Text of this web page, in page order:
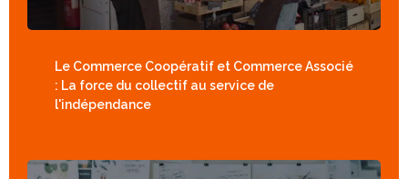
Le Commerce Coopératif et Commerce Associé
: La force du collectif au service de
l'indépendance